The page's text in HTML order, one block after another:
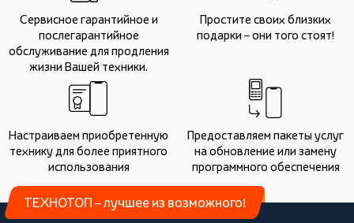
Сервисное гарантийное и
послегарантийное
обслуживание для продления
жизни Вашей техники.
Простите своих близких
подарки – они того стоят!
Настраиваем приобретенную
технику для более приятного
использования
Предоставляем пакеты услуг
на обновление или замену
программного обеспечения
ТЕХНОТОП – лучшее из возможного!